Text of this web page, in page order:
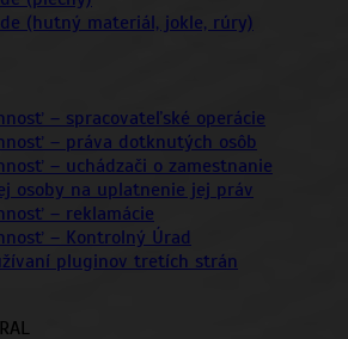
(hutný materiál, jokle, rúry)
– spracovateľské operácie
– práva dotknutých osôb
– uchádzači o zamestnanie
osoby na uplatnenie jej práv
– reklamácie
– Kontrolný Úrad
pluginov tretích strán